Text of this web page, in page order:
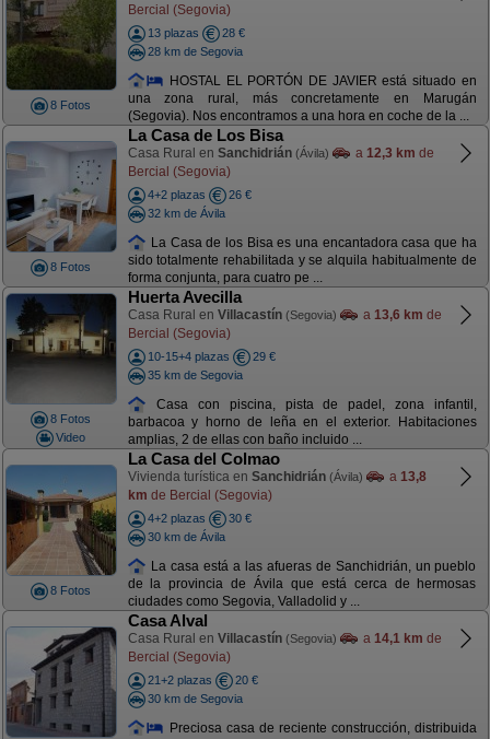
8 Fotos
Bercial (Segovia)
13 plazas
28 €
28 km de Segovia
HOSTAL EL PORTÓN DE JAVIER está situado en
una zona rural, más concretamente en Marugán
(Segovia). Nos encontramos a una hora en coche de la ...
8 Fotos
La Casa de Los Bisa
Casa Rural en Sanchidrián (Ávila) a 12,3 km de
Bercial (Segovia)
4+2 plazas
26 €
32 km de Ávila
La Casa de los Bisa es una encantadora casa que ha
sido totalmente rehabilitada y se alquila habitualmente de
forma conjunta, para cuatro pe ...
8 Fotos
Video
Huerta Avecilla
Casa Rural en Villacastín (Segovia) a 13,6 km de
Bercial (Segovia)
10-15+4 plazas
29 €
35 km de Segovia
Casa con piscina, pista de padel, zona infantil,
barbacoa y horno de leña en el exterior. Habitaciones
amplias, 2 de ellas con baño incluido ...
8 Fotos
La Casa del Colmao
Vivienda turística en Sanchidrián (Ávila) a 13,8
km de Bercial (Segovia)
4+2 plazas
30 €
30 km de Ávila
La casa está a las afueras de Sanchidrián, un pueblo
de la provincia de Ávila que está cerca de hermosas
ciudades como Segovia, Valladolid y ...
Casa Alval
Casa Rural en Villacastín (Segovia) a 14,1 km de
Bercial (Segovia)
21+2 plazas
20 €
30 km de Segovia
Preciosa casa de reciente construcción, distribuida